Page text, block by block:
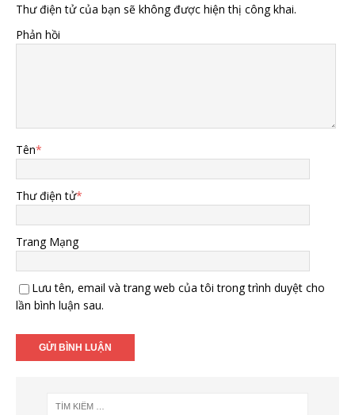
Thư điện tử của bạn sẽ không được hiện thị công khai.
Phản hồi
Tên*
Thư điện tử*
Trang Mạng
Lưu tên, email và trang web của tôi trong trình duyệt cho
lần bình luận sau.